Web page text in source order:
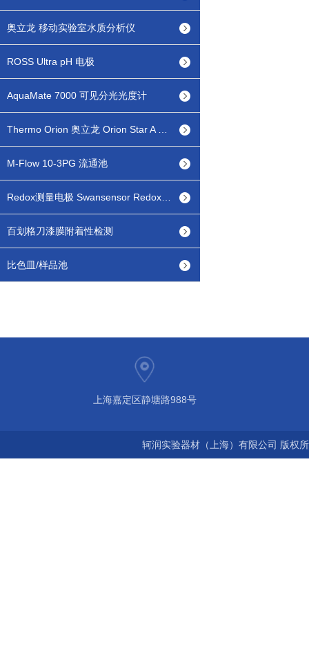
奥立龙 移动实验室水质分析仪
ROSS Ultra pH 电极
AquaMate 7000 可见分光光度计
M-Flow 10-3PG 流通池
百划格刀漆膜附着性检测
比色皿/样品池
上海嘉定区静塘路988号
轲润实验器材（上海）有限公司 版权